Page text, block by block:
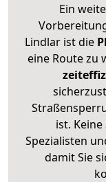
Ein
Lindlar ist die
eine Route zu
ist.
Spezialisten
damit Sie